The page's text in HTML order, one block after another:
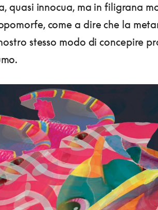
quasi innocua, ma in filigrana
come a dire che la
stesso modo di concepire